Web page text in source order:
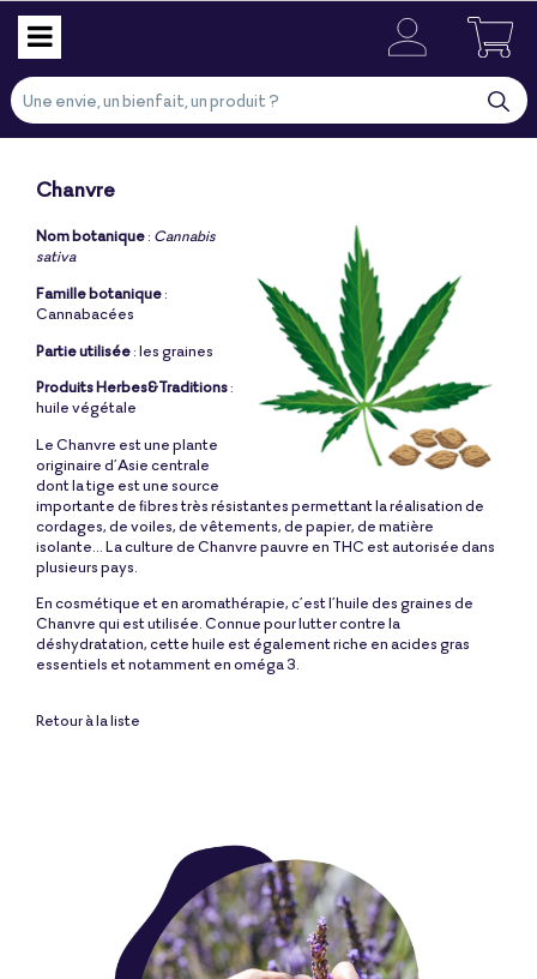
Chanvre
Nom botanique: Cannabis
sativa
Famille botanique:
Cannabacées
Partie utilisée: les graines
Produits Herbes&Traditions:
huile végétale
Le Chanvre est une plante
originaire d’Asie centrale
dont la tige est une source
importante de fibres très résistantes permettant la réalisation de
cordages, de voiles, de vêtements, de papier, de matière
isolante… La culture de Chanvre pauvre en THC est autorisée dans
plusieurs pays.
En cosmétique et en aromathérapie, c’est l’huile des graines de
Chanvre qui est utilisée. Connue pour lutter contre la
déshydratation, cette huile est également riche en acides gras
essentiels et notamment en oméga 3.
Retour à la liste